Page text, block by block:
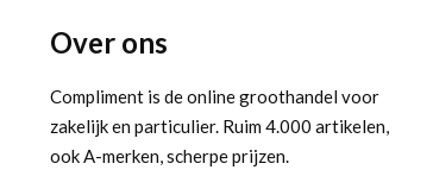
Over ons
Compliment is de online groothandel voor
zakelijk en particulier. Ruim 4.000 artikelen,
ook A-merken, scherpe prijzen.